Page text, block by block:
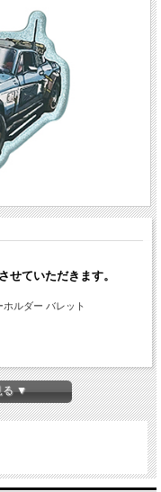
せていただきます。
ルダー バレット
る ▼